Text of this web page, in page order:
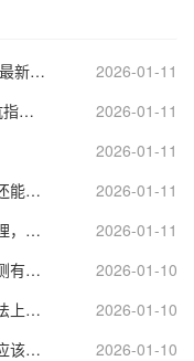
流量卡密网买的卡密总激活失败？2025年最新激活步骤与避坑指南
2026-01-11
大王卡哪些应用免流量_大王卡免流量避坑指南有哪些必须知道的细节？
2026-01-11
2026-01-11
联通有哪些流量卡适合学生党，月租便宜还能开热点，长期套餐到底怎么选？
2026-01-11
流量叠加卡是国内流量吗？叠加包怎么办理，用不完的流量又该怎么办？
2026-01-11
赠送流量卡是真的吗？怎么激活使用？实测有效避免骗局技巧
2026-01-10
纯流量卡为什么突然不能用了？网速慢无法上网，怎么激活充值恢复使用？
2026-01-10
黑卡流量卡，网友常问：这东西靠谱吗？应该如何办理？使用体验好不好？
2026-01-10